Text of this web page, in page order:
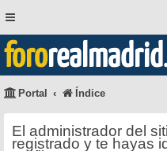
fororealmadrid
Portal Índice
El administrador del
registrado y te hayas